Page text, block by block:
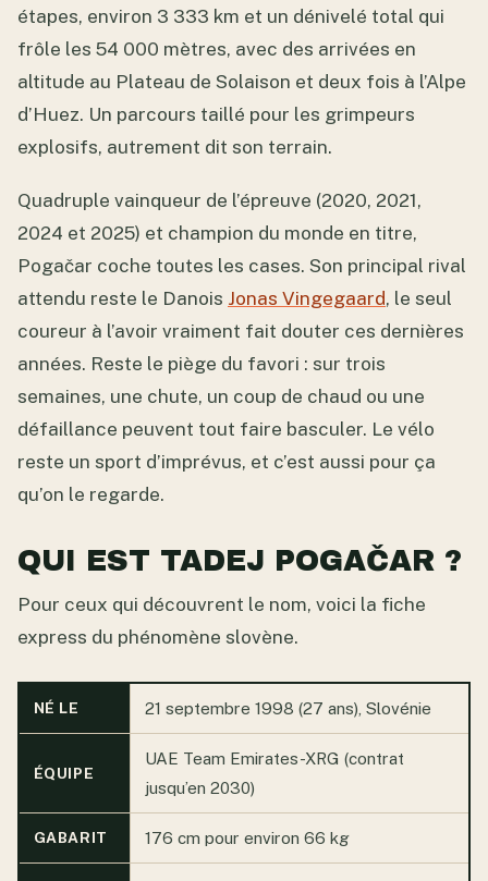
étapes, environ 3 333 km et un dénivelé total qui
frôle les 54 000 mètres, avec des arrivées en
altitude au Plateau de Solaison et deux fois à l’Alpe
d’Huez. Un parcours taillé pour les grimpeurs
explosifs, autrement dit son terrain.
Quadruple vainqueur de l’épreuve (2020, 2021,
2024 et 2025) et champion du monde en titre,
Pogačar coche toutes les cases. Son principal rival
attendu reste le Danois Jonas Vingegaard, le seul
coureur à l’avoir vraiment fait douter ces dernières
années. Reste le piège du favori : sur trois
semaines, une chute, un coup de chaud ou une
défaillance peuvent tout faire basculer. Le vélo
reste un sport d’imprévus, et c’est aussi pour ça
qu’on le regarde.
QUI EST TADEJ POGAČAR ?
Pour ceux qui découvrent le nom, voici la fiche
express du phénomène slovène.
NÉ LE 21 septembre 1998 (27 ans), Slovénie
ÉQUIPE
UAE Team Emirates-XRG (contrat
jusqu’en 2030)
GABARIT 176 cm pour environ 66 kg